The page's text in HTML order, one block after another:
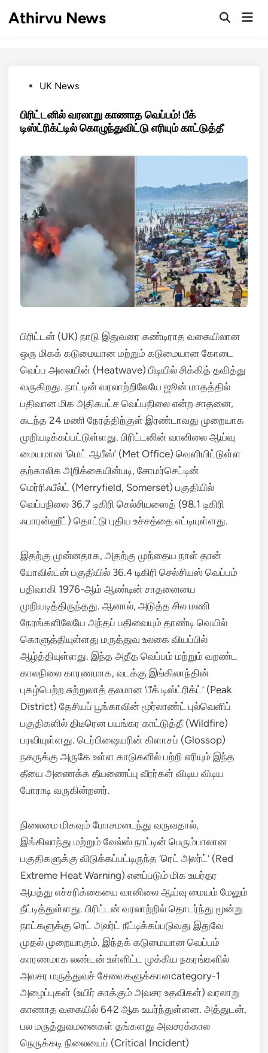
Athirvu News
OpenMain
PostedUK News
பிரிட்டனில் வரலாறு காணாத வெப்பம்! பீக்
டிஸ்ட்ரிக்ட்டில் கொழுந்துவிட்டு எரியும் காட்டுத்தீ
பிரிட்டன் (UK) நாடு இதுவரை கண்டிராத வகையிலான
ஒரு மிகக் கடுமையான மற்றும் கடுமையான கோடை
வெப்ப அலையின் (Heatwave) பிடியில் சிக்கித் தவித்து
வருகிறது. நாட்டின் வரலாற்றிலேயே ஜூன் மாதத்தில்
பதிவான மிக அதிகபட்ச வெப்பநிலை என்ற சாதனை,
கடந்த 24 மணி நேரத்திற்குள் இரண்டாவது முறையாக
முறியடிக்கப்பட்டுள்ளது. பிரிட்டனின் வானிலை ஆய்வு
மையமான ‘மெட் ஆபீஸ்’ (Met Office) வெளியிட்டுள்ள
தற்காலிக அறிக்கையின்படி, சோமர்செட்டின்
மெர்ரிஃபீல்ட் (Merryfield, Somerset) பகுதியில்
வெப்பநிலை 36.7 டிகிரி செல்சியஸைத் (98.1 டிகிரி
ஃபாரன்ஹீட்) தொட்டு புதிய உச்சத்தை எட்டியுள்ளது.
இதற்கு முன்னதாக, அதற்கு முந்தைய நாள் தான்
யோவில்டன் பகுதியில் 36.4 டிகிரி செல்சியஸ் வெப்பம்
பதிவாகி 1976-ஆம் ஆண்டின் சாதனையை
முறியடித்திருந்தது. ஆனால், அடுத்த சில மணி
நேரங்களிலேயே அந்தப் பதிவையும் தாண்டி வெயில்
கொளுத்தியுள்ளது மருத்துவ உலகை வியப்பில்
ஆழ்த்தியுள்ளது. இந்த அதீத வெப்பம் மற்றும் வறண்ட
காலநிலை காரணமாக, வடக்கு இங்கிலாந்தின்
புகழ்பெற்ற சுற்றுலாத் தலமான ‘பீக் டிஸ்ட்ரிக்ட்’ (Peak
District) தேசியப் பூங்காவின் மூர்லாண்ட் புல்வெளிப்
பகுதிகளில் திடீரென பயங்கர காட்டுத்தீ (Wildfire)
பரவியுள்ளது. டெர்பிஷையரின் கிளாசப் (Glossop)
நகருக்கு அருகே உள்ள காடுகளில் பற்றி எரியும் இந்த
தீயை அணைக்க தீயணைப்பு வீரர்கள் விடிய விடிய
போராடி வருகின்றனர்.
நிலைமை மிகவும் மோசமடைந்து வருவதால்,
இங்கிலாந்து மற்றும் வேல்ஸ் நாட்டின் பெரும்பாலான
பகுதிகளுக்கு விடுக்கப்பட்டிருந்த ‘ரெட் அலர்ட்’ (Red
Extreme Heat Warning) எனப்படும் மிக உயர்தர
ஆபத்து எச்சரிக்கையை வானிலை ஆய்வு மையம் மேலும்
நீட்டித்துள்ளது. பிரிட்டன் வரலாற்றில் தொடர்ந்து மூன்று
நாட்களுக்கு ரெட் அலர்ட் நீட்டிக்கப்படுவது இதுவே
முதல் முறையாகும். இந்தக் கடுமையான வெப்பம்
காரணமாக லண்டன் உள்ளிட்ட முக்கிய நகரங்களில்
அவசர மருத்துவச் சேவைகளுக்கானcategory-1
அழைப்புகள் (உயிர் காக்கும் அவசர உதவிகள்) வரலாறு
காணாத வகையில் 642 ஆக உயர்ந்துள்ளன. அத்துடன்,
பல மருத்துவமனைகள் தங்களது அவசரக்கால
நெருக்கடி நிலையைப் (Critical Incident)